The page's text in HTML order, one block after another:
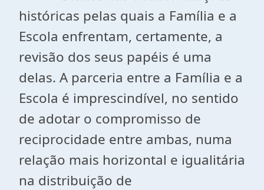
históricas pelas quais a Família e a
Escola enfrentam, certamente, a
revisão dos seus papéis é uma
delas. A parceria entre a Família e a
Escola é imprescindível, no sentido
de adotar o compromisso de
reciprocidade entre ambas, numa
relação mais horizontal e igualitária
na distribuição de